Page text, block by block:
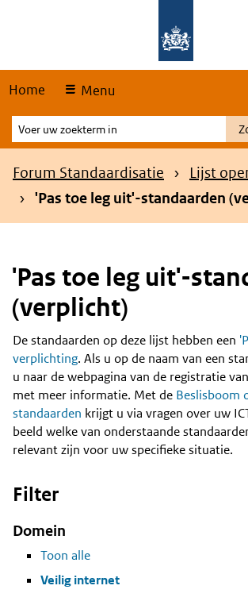
Home Menu
Voer
uw
zoekterm
Kruimelpad
Forum Standaardisatie
Lijst
'Pas toe leg uit'-standaarden
'Pas toe leg uit'-
(verplicht)
Content
De standaarden op deze lijst hebben een
verplichting. Als u op de naam van een
u naar de webpagina van de registratie
met meer informatie. Met de Beslisboom
standaarden krijgt u via vragen over uw
beeld welke van onderstaande
relevant zijn voor uw specifieke situatie.
Filter
Domein
Toon alle
Veilig internet